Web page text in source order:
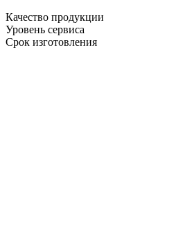
Качество продукции
Уровень сервиса
Срок изготовления